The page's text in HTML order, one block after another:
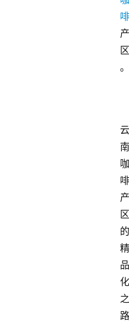
啡
产
区
。
云
南
咖
啡
产
区
的
精
品
化
之
路